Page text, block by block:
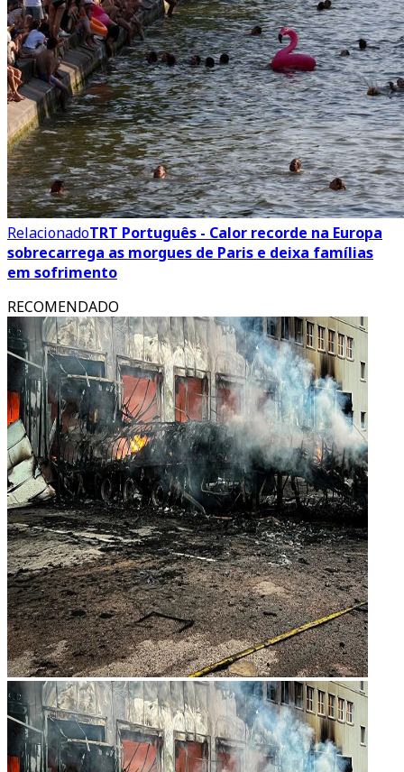
RelacionadoTRT Português - Calor recorde na Europa
sobrecarrega as morgues de Paris e deixa famílias
em sofrimento
RECOMENDADO